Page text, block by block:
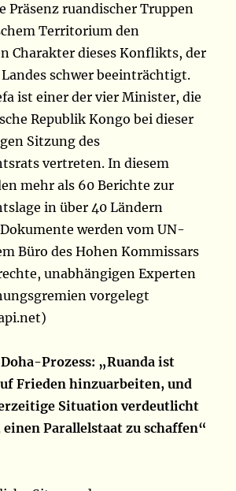
Präsenz ruandischer Truppen
Territorium den
Charakter dieses Konflikts, der
Landes schwer beeinträchtigt.
ist einer der vier Minister, die
Republik Kongo bei dieser
Sitzung des
vertreten. In diesem
mehr als 60 Berichte zur
in über 40 Ländern
werden vom UN-
Büro des Hohen Kommissars
unabhängigen Experten
vorgelegt
Prozess: „Ruanda ist
Frieden hinzuarbeiten, und
Situation verdeutlicht
Parallelstaat zu schaffen“